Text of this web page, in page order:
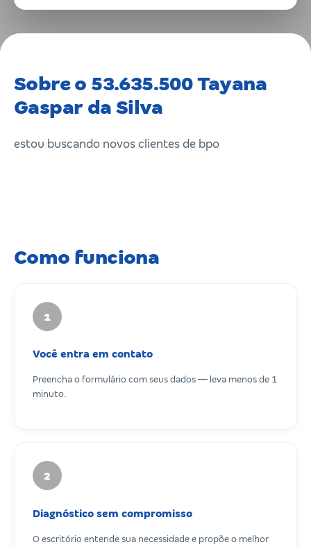
Sobre o 53.635.500 Tayana
Gaspar da Silva
estou buscando novos clientes de bpo
Como funciona
1
Você entra em contato
Preencha o formulário com seus dados — leva menos de 1
minuto.
2
Diagnóstico sem compromisso
O escritório entende sua necessidade e propõe o melhor